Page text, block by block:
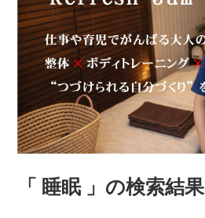
「 睡眠 」の検索結果